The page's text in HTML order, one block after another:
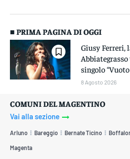
■ PRIMA PAGINA DI OGGI
Giusy Ferreri,
singolo
8 Agosto 2026
COMUNI DEL MAGENTINO
Vai alla sezione
Arluno Bareggio Bernate Ticino
Magenta